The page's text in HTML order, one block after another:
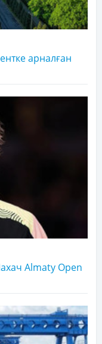
арналған
Almaty Open